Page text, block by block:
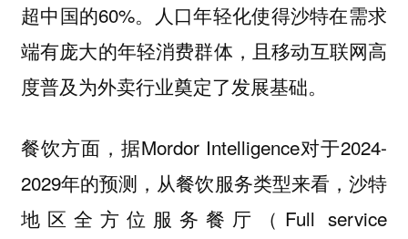
超中国的60%。人口年轻化使得沙特在需求
端有庞大的年轻消费群体，且移动互联网高
度普及为外卖行业奠定了发展基础。
餐饮方面，据Mordor Intelligence对于2024-
2029年的预测，从餐饮服务类型来看，沙特
地区全方位服务餐厅（Full service